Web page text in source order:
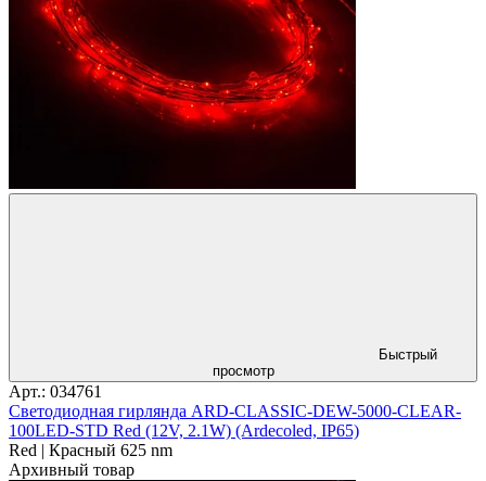
Быстрый
просмотр
Арт.: 034761
Светодиодная гирлянда ARD-CLASSIC-DEW-5000-CLEAR-
100LED-STD Red (12V, 2.1W) (Ardecoled, IP65)
Red | Красный 625 nm
Архивный товар